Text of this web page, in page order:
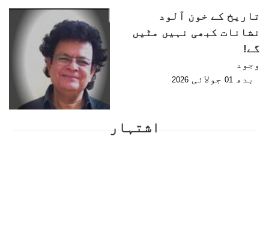
تاریخ کے خون آلود
نشانات کبھی نہیں مٹیں
گے!
وجود
بدھ 01 جولائی 2026
اشتہار